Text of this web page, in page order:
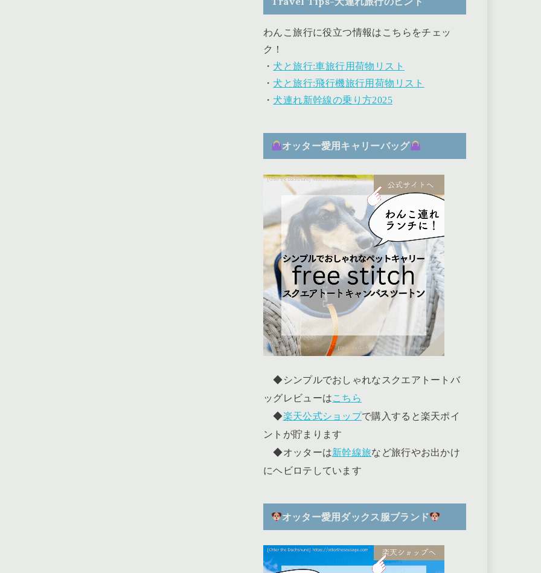
わんこ旅行に役立つ情報はこちらをチェッ
ク！
・ 犬と旅行:車旅行用荷物リスト
・ 犬と旅行:飛行機旅行用荷物リスト
・ 犬連れ新幹線の乗り方2025
オッター愛用キャリーバッグ
◆シンプルでおしゃれなスクエアトートバ
ッグレビューはこちら
◆楽天公式ショップで購入すると楽天ポイ
ントが貯まります
◆オッターは新幹線旅など旅行やお出かけ
にヘビロテしています
オッター愛用ダックス服ブランド